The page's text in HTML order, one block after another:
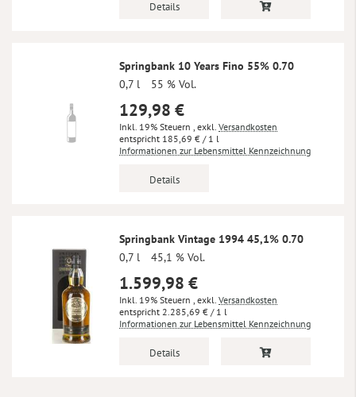
Details
Springbank 10 Years Fino 55% 0.70
0,7 l
55 % Vol.
129,98 €
Inkl. 19% Steuern exkl. Versandkosten
185,69 € / 1 l
Informationen zur Lebensmittel Kennzeichnung
Details
Springbank Vintage 1994 45,1% 0.70
0,7 l
45,1 % Vol.
1.599,98 €
Inkl. 19% Steuern exkl. Versandkosten
2.285,69 € / 1 l
Informationen zur Lebensmittel Kennzeichnung
Details